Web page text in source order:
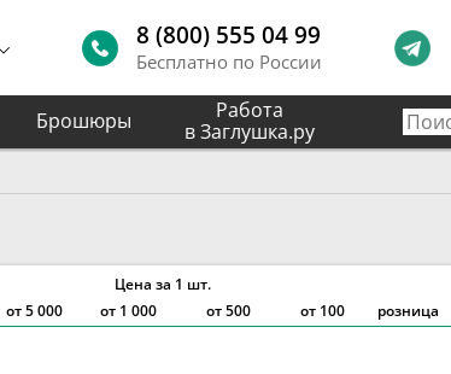
8 (800) 555 04 99
Бесплатно по России
Брошюры
Работа
в Заглушка.ру
Цена за 1 шт.
от5 000 от 1 000 от 500 от 100 розница